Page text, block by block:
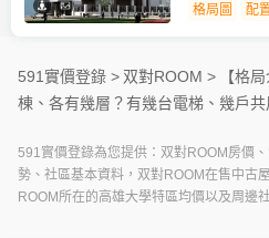
格局圖 配
591實價登錄 > 双對ROOM > 【格
棟、各有幾層？有幾台電梯、幾戶共
591實價登錄為您提供：双對ROOM房價
勢、社區基本資料，双對ROOM在售中古
ROOM所在的高雄大學特區均價以及周邊